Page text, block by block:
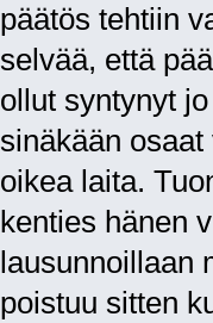
päätös tehtiin
selvää, että
ollut syntynyt
sinäkään
oikea laita.
kenties hänen
lausunnoillaan
poistuu sitten